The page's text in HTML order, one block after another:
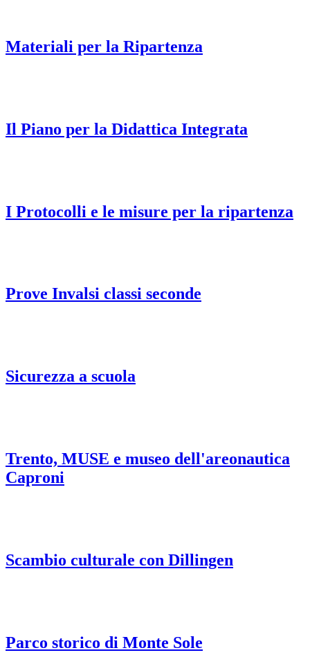
Materiali per la Ripartenza
Il Piano per la Didattica Integrata
I Protocolli e le misure per la ripartenza
Prove Invalsi classi seconde
Sicurezza a scuola
Trento, MUSE e museo dell'areonautica
Caproni
Scambio culturale con Dillingen
Parco storico di Monte Sole